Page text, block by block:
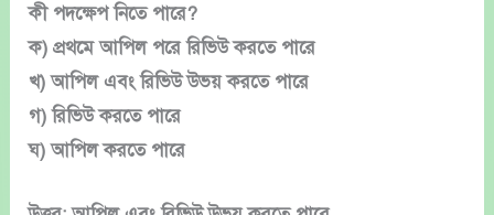
কী পদক্ষেপ নিতে পারে?
ক) প্রথমে আপিল পরে রিভিউ করতে পারে
খ) আপিল এবং রিভিউ উভয় করতে পারে
গ) রিভিউ করতে পারে
ঘ) আপিল করতে পারে